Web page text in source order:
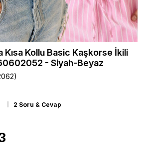
Kısa Kollu Basic Kaşkorse İkili
- Siyah-Beyaz
2 Soru & Cevap